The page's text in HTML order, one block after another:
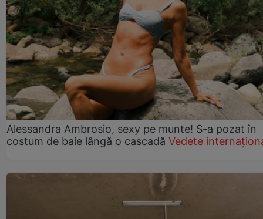
Alessandra Ambrosio, sexy pe munte! S-a pozat în
costum de baie lângă o cascadă Vedete